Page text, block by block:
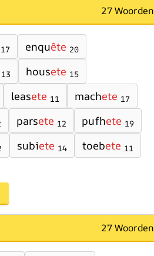
27 Woorden
17 enquête 20
13 housete 15
leasete 11 machete 17
parsete 12 pufhete 19
subiete 14 toebete 11
27 Woorden